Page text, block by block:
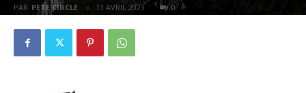
PAR PETE CIRCLE 13 AVRIL 2023 0